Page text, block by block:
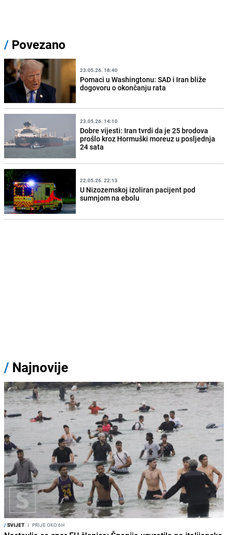
/ Povezano
23.05.26. 18:40
Pomaci u Washingtonu: SAD i Iran bliže
dogovoru o okončanju rata
23.05.26. 14:10
Dobre vijesti: Iran tvrdi da je 25 brodova
prošlo kroz Hormuški moreuz u posljednja
24 sata
22.05.26. 22:13
U Nizozemskoj izoliran pacijent pod
sumnjom na ebolu
/ Najnovije
/SVIJET I PRIJE OKO 6H